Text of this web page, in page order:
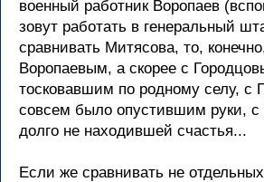
военный работник Воропаев
зовут работать в генеральный
сравнивать Митясова, то,
Воропаевым, а скорее с
тосковавшим по родному селу, с
совсем было опустившим руки,
долго не находившей счастья...
Если же сравнивать не